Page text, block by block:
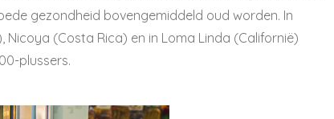
gezondheid bovengemiddeld oud worden. In
(Costa Rica) en in Loma Linda (Californië)
plussers.